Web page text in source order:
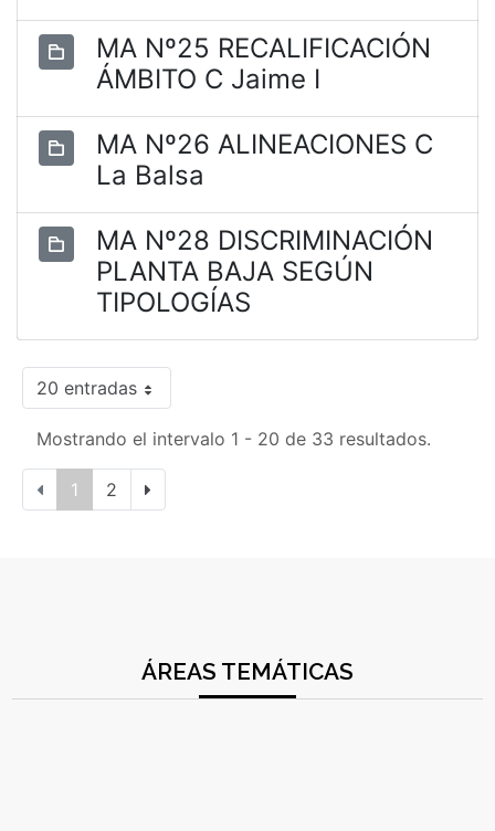
MA Nº25 RECALIFICACIÓN
ÁMBITO C Jaime I
MA Nº26 ALINEACIONES C
La Balsa
MA Nº28 DISCRIMINACIÓN
PLANTA BAJA SEGÚN
TIPOLOGÍAS
20 entradas
Mostrando el intervalo 1 - 20 de 33 resultados.
1 2
ÁREAS TEMÁTICAS